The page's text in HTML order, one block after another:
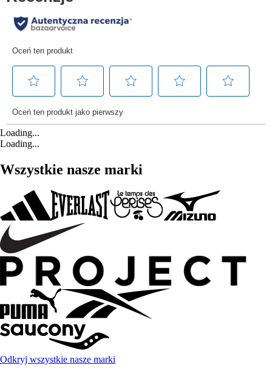
Loading...
Loading...
Wszystkie nasze marki
Odkryj wszystkie nasze marki